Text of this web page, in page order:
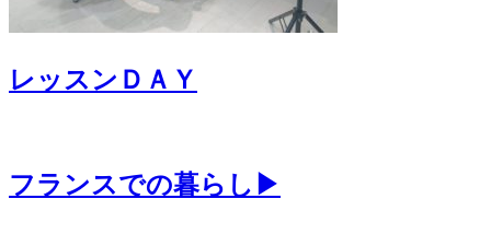
レッスンＤＡＹ
フランスでの暮らし▶